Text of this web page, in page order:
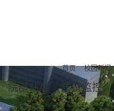
首页 校园新闻
院部站点 质量监控